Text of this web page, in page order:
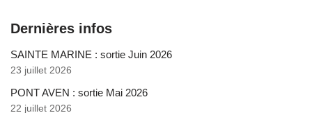
Dernières infos
SAINTE MARINE : sortie Juin 2026
23 juillet 2026
PONT AVEN : sortie Mai 2026
22 juillet 2026